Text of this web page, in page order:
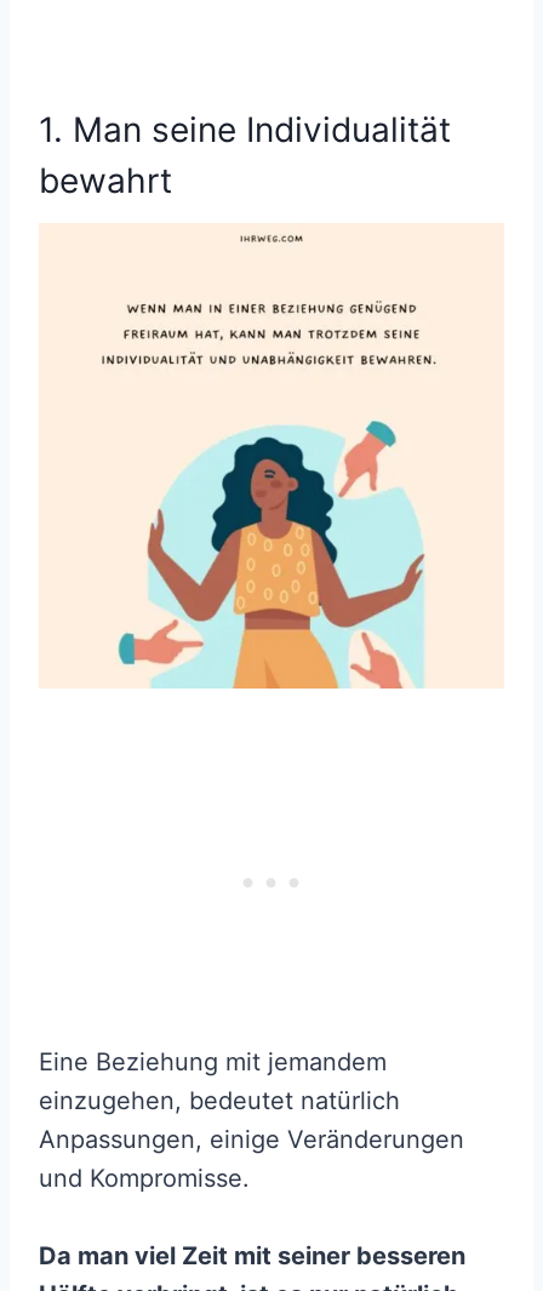
1. Man seine Individualität
bewahrt
Eine Beziehung mit jemandem
einzugehen, bedeutet natürlich
Anpassungen, einige Veränderungen
und Kompromisse.
Da man viel Zeit mit seiner besseren